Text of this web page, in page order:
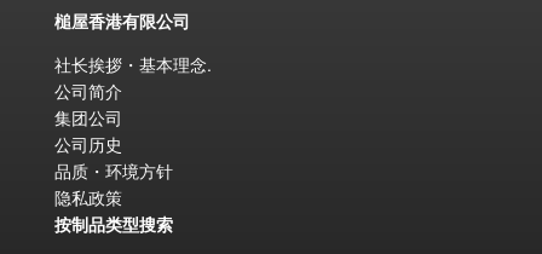
槌屋香港有限公司
社长挨拶・基本理念.
公司简介
集团公司
公司历史
品质・环境方针
隐私政策
按制品类型搜索